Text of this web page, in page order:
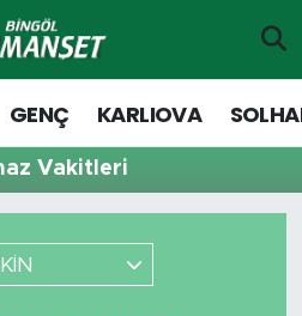
GENÇ KARLIOVA
Vakitleri
Haritası
ve Fikstür